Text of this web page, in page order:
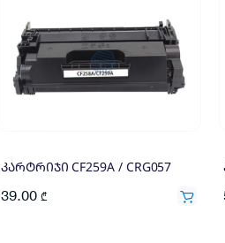
კარტრიჯი CF259A / CRG057
39.00 ₾